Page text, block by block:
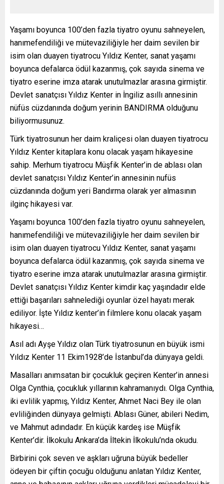
Yaşamı boyunca 100’den fazla tiyatro oyunu sahneyelen,
hanımefendiliği ve mütevaziliğiyle her daim sevilen bir
isim olan duayen tiyatrocu Yıldız Kenter, sanat yaşamı
boyunca defalarca ödül kazanmış, çok sayıda sinema ve
tiyatro eserine imza atarak unutulmazlar arasına girmiştir.
Devlet sanatçısı Yıldız Kenter in İngiliz asıllı annesinin
nüfüs cüzdanında doğum yerinin BANDIRMA olduğunu
biliyormusunuz.
Türk tiyatrosunun her daim kraliçesi olan duayen tiyatrocu
Yıldız Kenter kitaplara konu olacak yaşam hikayesine
sahip. Merhum tiyatrocu Müşfik Kenter’in de ablası olan
devlet sanatçısı Yıldız Kenter’in annesinin nufüs
cüzdanında doğum yeri Bandırma olarak yer almasının
ilginç hikayesi var.
Yaşamı boyunca 100’den fazla tiyatro oyunu sahneyelen,
hanımefendiliği ve mütevaziliğiyle her daim sevilen bir
isim olan duayen tiyatrocu Yıldız Kenter, sanat yaşamı
boyunca defalarca ödül kazanmış, çok sayıda sinema ve
tiyatro eserine imza atarak unutulmazlar arasına girmiştir.
Devlet sanatçısı Yıldız Kenter kimdir kaç yaşındadır elde
ettiği başarıları sahnelediği oyunlar özel hayatı merak
ediliyor. İşte Yıldız kenter’in filmlere konu olacak yaşam
hikayesi…
Asıl adı Ayşe Yıldız olan Türk tiyatrosunun en büyük ismi
Yıldız Kenter 11 Ekim1928’de İstanbul’da dünyaya geldi.
Masalları anımsatan bir çocukluk geçiren Kenter’in annesi
Olga Cynthia, çocukluk yıllarının kahramanıydı. Olga Cynthia,
iki evlilik yapmış, Yıldız Kenter, Ahmet Naci Bey ile olan
evliliğinden dünyaya gelmişti. Ablası Güner, abileri Nedim,
ve Mahmut adındadır. En küçük kardeş ise Müşfik
Kenter’dir. İlkokulu Ankara’da İltekin İlkokulu’nda okudu.
Birbirini çok seven ve aşkları uğruna büyük bedeller
ödeyen bir çiftin çocuğu olduğunu anlatan Yıldız Kenter,